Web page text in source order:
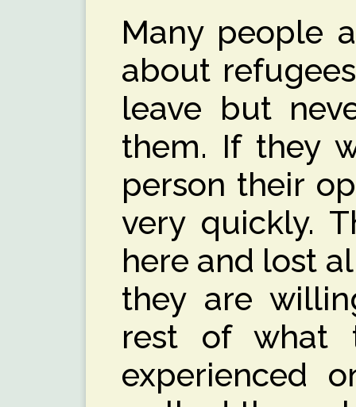
Many people
about
leave but
them. If they
person their
very quickly.
here and lost
they are
rest of what
experienced